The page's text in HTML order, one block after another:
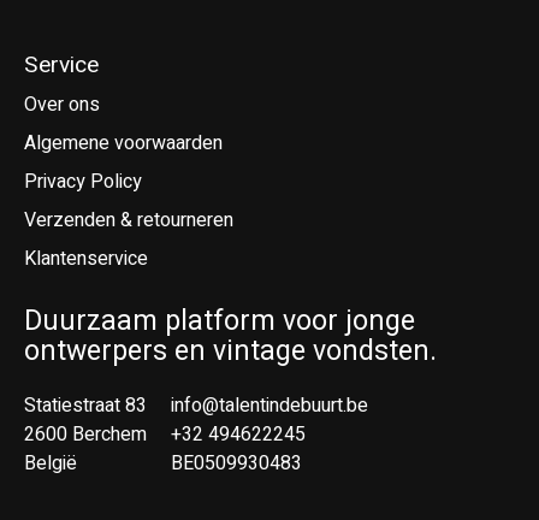
Service
Over ons
Algemene voorwaarden
Privacy Policy
Verzenden & retourneren
Klantenservice
Duurzaam platform voor jonge
ontwerpers en vintage vondsten.
Statiestraat 83
2600 Berchem
België
info@talentindebuurt.be
+32 494622245
BE0509930483